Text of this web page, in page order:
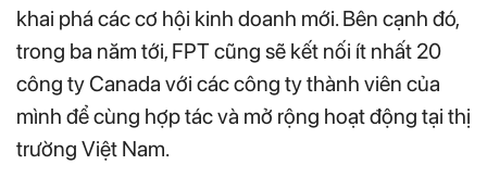
khai phá các cơ hội kinh doanh mới. Bên cạnh đó,
trong ba năm tới, FPT cũng sẽ kết nối ít nhất 20
công ty Canada với các công ty thành viên của
mình để cùng hợp tác và mở rộng hoạt động tại thị
trường Việt Nam.